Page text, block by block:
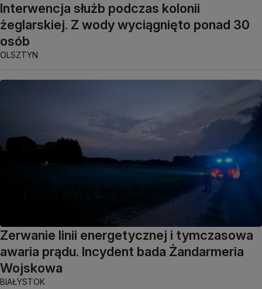
Interwencja służb podczas kolonii
żeglarskiej. Z wody wyciągnięto ponad 30
osób
OLSZTYN
Zerwanie linii energetycznej i tymczasowa
awaria prądu. Incydent bada Żandarmeria
Wojskowa
BIAŁYSTOK